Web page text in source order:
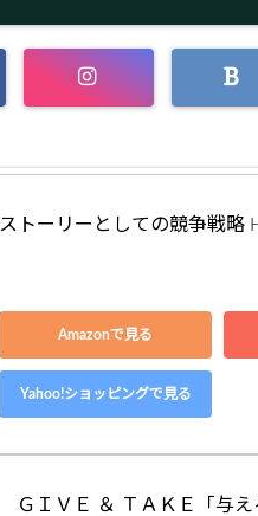
ストーリーとしての競争戦略
Amazonで見る
Yahoo!ショッピングで見る
ＧＩＶＥ ＆ ＴＡＫＥ「与